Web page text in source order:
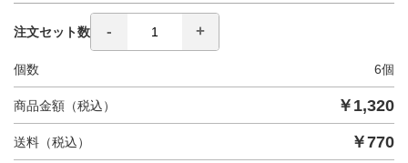
注文セット数
個数 6個
商品金額（税込） ￥ 1,320
送料（税込） ￥770